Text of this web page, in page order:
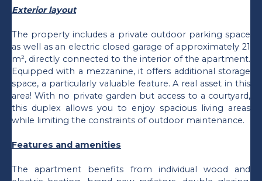
Exterior layout
The property includes a private outdoor parking space
as well as an electric closed garage of approximately 21
m², directly connected to the interior of the apartment.
Equipped with a mezzanine, it offers additional storage
space, a particularly valuable feature. A real asset in this
area! With no private garden but access to a courtyard,
this duplex allows you to enjoy spacious living areas
while limiting the constraints of outdoor maintenance.
Features and amenities
The apartment benefits from individual wood and